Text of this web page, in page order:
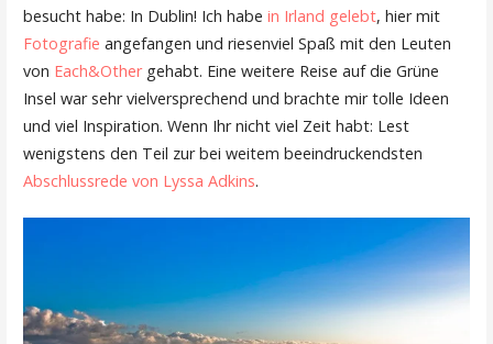
besucht habe: In Dublin! Ich habe in Irland gelebt, hier mit
Fotografie angefangen und riesenviel Spaß mit den Leuten
von Each&Othergehabt. Eine weitere Reise auf die Grüne
Insel war sehr vielversprechend und brachte mir tolle Ideen
und viel Inspiration. Wenn Ihr nicht viel Zeit habt: Lest
wenigstens den Teil zur bei weitem beeindruckendsten
Abschlussrede von Lyssa Adkins.